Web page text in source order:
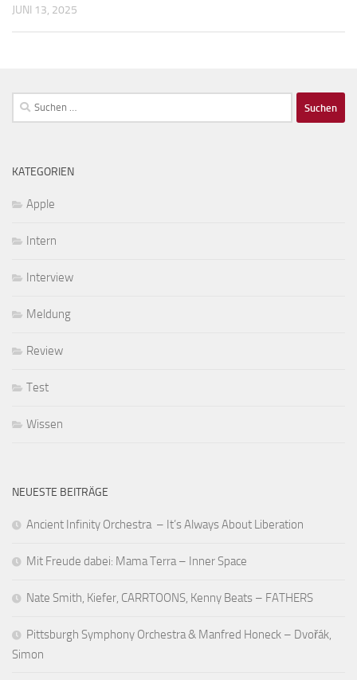
JUNI 13, 2025
Suchen
nach:
KATEGORIEN
Apple
Intern
Interview
Meldung
Review
Test
Wissen
NEUESTE BEITRÄGE
Ancient Infinity Orchestra – It’s Always About Liberation
Mit Freude dabei: Mama Terra – Inner Space
Nate Smith, Kiefer, CARRTOONS, Kenny Beats – FATHERS
Pittsburgh Symphony Orchestra & Manfred Honeck – Dvořák,
Simon